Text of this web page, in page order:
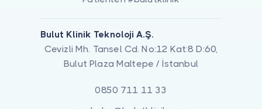
Bulut Klinik Teknoloji A.Ş.
Cevizli Mh. Tansel Cd. No:12 Kat:8 D:60,
Bulut Plaza Maltepe / İstanbul
0850 711 11 33